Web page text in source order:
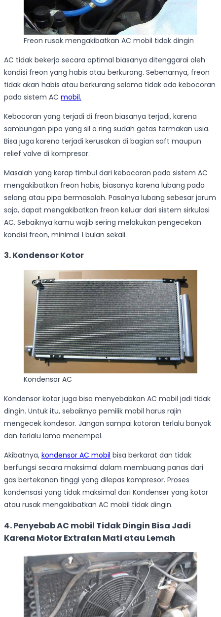
Freon rusak mengakibatkan AC mobil tidak dingin
AC tidak bekerja secara optimal biasanya ditenggarai oleh
kondisi freon yang habis atau berkurang. Sebenarnya, freon
tidak akan habis atau berkurang selama tidak ada kebocoran
pada sistem AC mobil.
Kebocoran yang terjadi di freon biasanya terjadi, karena
sambungan pipa yang sil o ring sudah getas termakan usia.
Bisa juga karena terjadi kerusakan di bagian saft maupun
relief valve di kompresor.
Masalah yang kerap timbul dari kebocoran pada sistem AC
mengakibatkan freon habis, biasanya karena lubang pada
selang atau pipa bermasalah. Pasalnya lubang sebesar jarum
saja, dapat mengakibatkan freon keluar dari sistem sirkulasi
AC. Sebaiknya kamu wajib sering melakukan pengecekan
kondisi freon, minimal 1 bulan sekali.
3. Kondensor Kotor
Kondensor AC
Kondensor kotor juga bisa menyebabkan AC mobil jadi tidak
dingin. Untuk itu, sebaiknya pemilik mobil harus rajin
mengecek kondesor. Jangan sampai kotoran terlalu banyak
dan terlalu lama menempel.
Akibatnya, kondensor AC mobil bisa berkarat dan tidak
berfungsi secara maksimal dalam membuang panas dari
gas bertekanan tinggi yang dilepas kompresor. Proses
kondensasi yang tidak maksimal dari Kondenser yang kotor
atau rusak mengakibatkan AC mobil tidak dingin.
4. Penyebab AC mobil Tidak Dingin Bisa Jadi
Karena Motor Extrafan Mati atau Lemah